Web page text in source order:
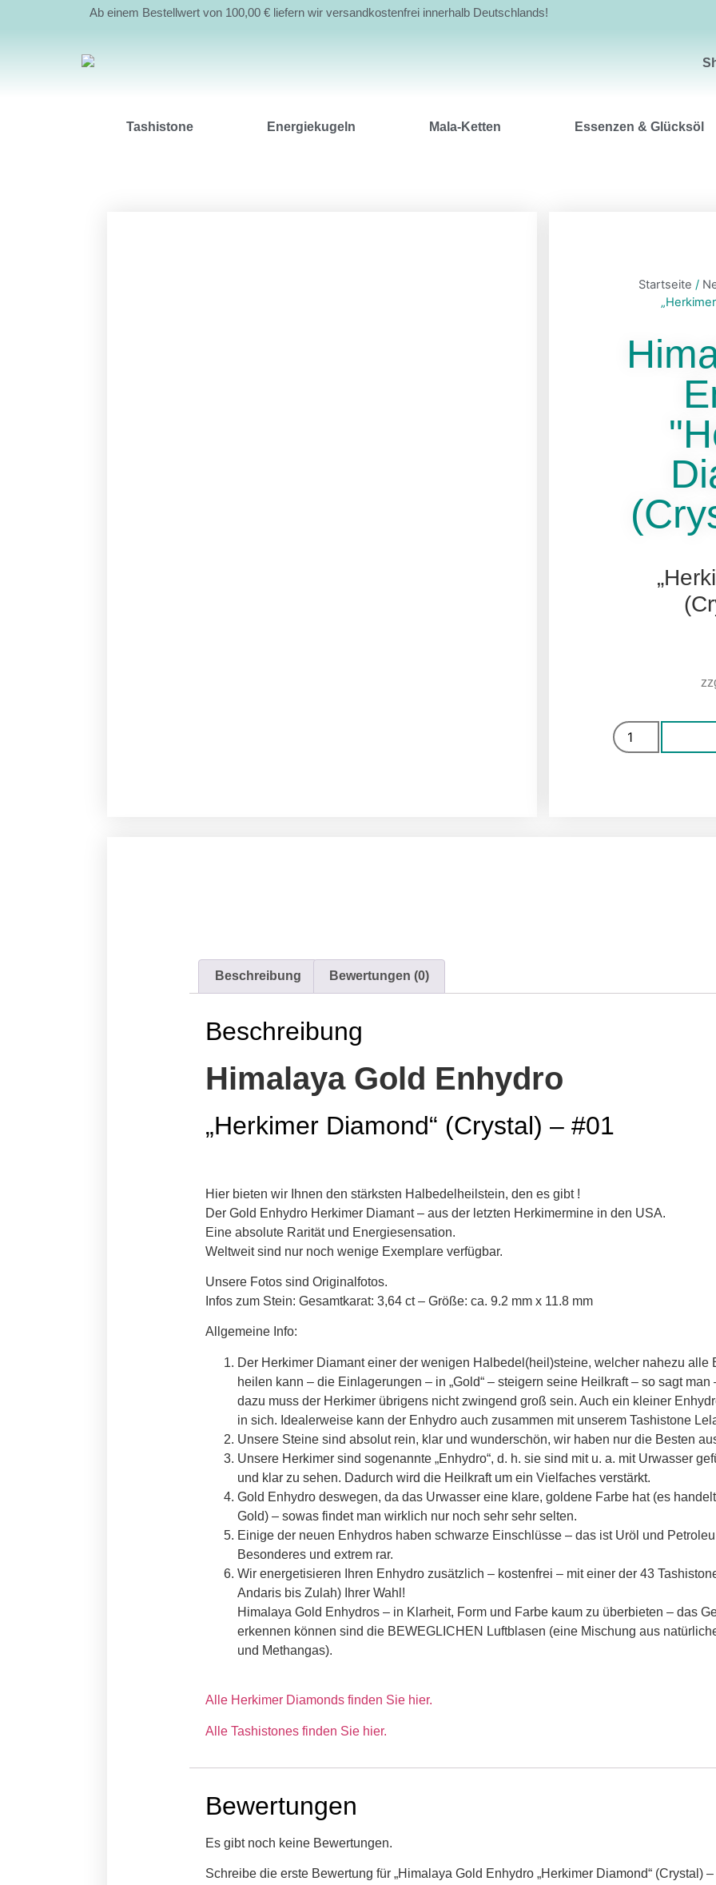
Ab einem Bestellwert von 100,00 € liefern wir versandkostenfrei innerhalb Deutschlands!
Tashistone Energiekugeln Mala-Ketten Essenzen & Glücksöl
Startseite /
Beschreibung Bewertungen (0)
Beschreibung
Himalaya Gold Enhydro
„Herkimer Diamond“ (Crystal) – #01
Hier bieten wir Ihnen den stärksten Halbedelheilstein, den es gibt !
Der Gold Enhydro Herkimer Diamant – aus der letzten Herkimermine in den USA.
Eine absolute Rarität und Energiesensation.
Weltweit sind nur noch wenige Exemplare verfügbar.
Unsere Fotos sind Originalfotos.
Infos zum Stein: Gesamtkarat: 3,64 ct – Größe: ca. 9.2 mm x 11.8 mm
Allgemeine Info:
Der Herkimer Diamant einer der wenigen Halbedel(heil)steine, welcher nahezu alle
heilen kann – die Einlagerungen – in „Gold“ – steigern seine Heilkraft – so sagt
dazu muss der Herkimer übrigens nicht zwingend groß sein. Auch ein kleiner
in sich. Idealerweise kann der Enhydro auch zusammen mit unserem Tashistone
Unsere Steine sind absolut rein, klar und wunderschön, wir haben nur die Besten
Unsere Herkimer sind sogenannte „Enhydro“, d. h. sie sind mit u. a. mit Urwasser
und klar zu sehen. Dadurch wird die Heilkraft um ein Vielfaches verstärkt.
Gold Enhydro deswegen, da das Urwasser eine klare, goldene Farbe hat (es
Gold) – sowas findet man wirklich nur noch sehr sehr selten.
Einige der neuen Enhydros haben schwarze Einschlüsse – das ist Uröl und
Besonderes und extrem rar.
Wir energetisieren Ihren Enhydro zusätzlich – kostenfrei – mit einer der 43
Andaris bis Zulah) Ihrer Wahl!
Himalaya Gold Enhydros – in Klarheit, Form und Farbe kaum zu überbieten – das
erkennen können sind die BEWEGLICHEN Luftblasen (eine Mischung aus
und Methangas).
Alle Herkimer Diamonds finden Sie hier.
Alle Tashistones finden Sie hier.
Bewertungen
Es gibt noch keine Bewertungen.
Schreibe die erste Bewertung für „Himalaya Gold Enhydro „Herkimer Diamond“ (Crystal) –